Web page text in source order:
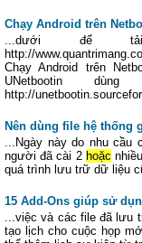
Chạy Android trên
...dưới để tải
http://
Chạy Android trên
UNetbootin
http://
Nên dùng file hệ
...Ngày này do nhu cầu
người đã cài 2 hoặc
quá trình lưu trữ dữ liệu
15 Add-Ons giúp sử
...việc và các file đã lưu
tạo lịch cho cuộc họp